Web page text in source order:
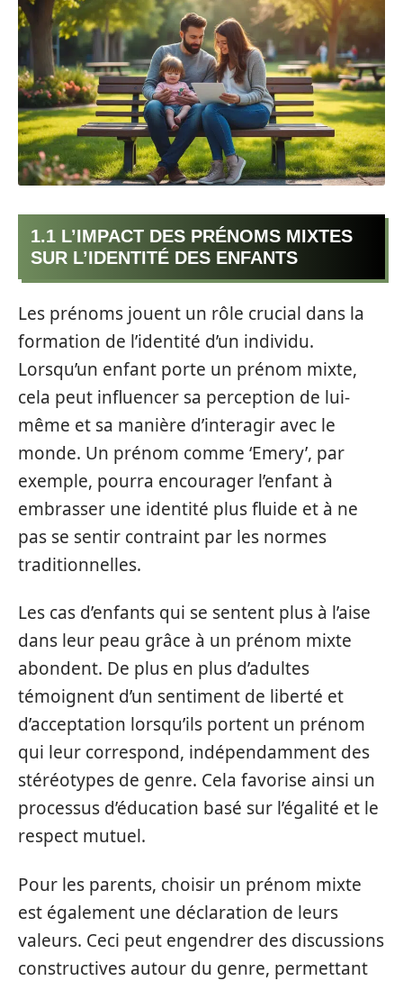
1.1 L’IMPACT DES PRÉNOMS MIXTES
SUR L’IDENTITÉ DES ENFANTS
Les prénoms jouent un rôle crucial dans la
formation de l’identité d’un individu.
Lorsqu’un enfant porte un prénom mixte,
cela peut influencer sa perception de lui-
même et sa manière d’interagir avec le
monde. Un prénom comme ‘Emery’, par
exemple, pourra encourager l’enfant à
embrasser une identité plus fluide et à ne
pas se sentir contraint par les normes
traditionnelles.
Les cas d’enfants qui se sentent plus à l’aise
dans leur peau grâce à un prénom mixte
abondent. De plus en plus d’adultes
témoignent d’un sentiment de liberté et
d’acceptation lorsqu’ils portent un prénom
qui leur correspond, indépendamment des
stéréotypes de genre. Cela favorise ainsi un
processus d’éducation basé sur l’égalité et le
respect mutuel.
Pour les parents, choisir un prénom mixte
est également une déclaration de leurs
valeurs. Ceci peut engendrer des discussions
constructives autour du genre, permettant